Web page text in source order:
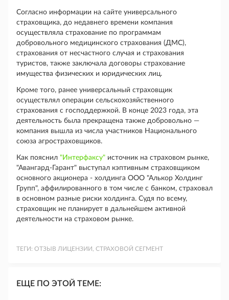
Согласно информации на сайте универсального
страховщика, до недавнего времени компания
осуществляла страхование по программам
добровольного медицинского страхования (ДМС),
страхования от несчастного случая и страхования
туристов, также заключала договоры страхование
имущества физических и юридических лиц.
Кроме того, ранее универсальный страховщик
осуществлял операции сельскохозяйственного
страхования с господдержкой. В конце 2023 года, эта
деятельность была прекращена также добровольно —
компания вышла из числа участников Национального
союза агростраховщиков.
Как пояснил "Интерфаксу" источник на страховом рынке,
"Авангард-Гарант" выступал кэптивным страховщиком
основного акционера - холдинга ООО "Алькор Холдинг
Групп", аффилированного в том числе с банком, страховал
в основном разные риски холдинга. Судя по всему,
страховщик не планирует в дальнейшем активной
деятельности на страховом рынке.
ТЕГИ: ОТЗЫВ ЛИЦЕНЗИИ, СТРАХОВОЙ СЕГМЕНТ
ЕЩЕ ПО ЭТОЙ ТЕМЕ: